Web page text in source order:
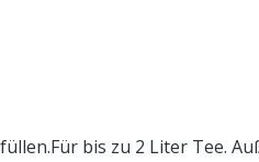
bis zu 2 Liter Tee.